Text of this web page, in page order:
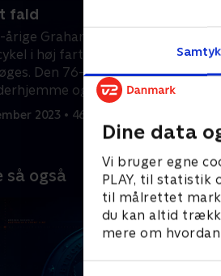
Dine data
Vi bruger egne
PLAY, til statistik
til målrettet
du kan altid
mere om
fald
årige Graham er væltet på sin
i høj fart og skal hurtigt
Den 76-årige Joyce er
og har
2023 • 46 min
så også